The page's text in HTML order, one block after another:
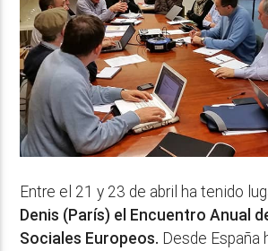
Entre el 21 y 23 de abril ha tenido
Denis (París) el Encuentro Anual
Sociales Europeos. Desde España